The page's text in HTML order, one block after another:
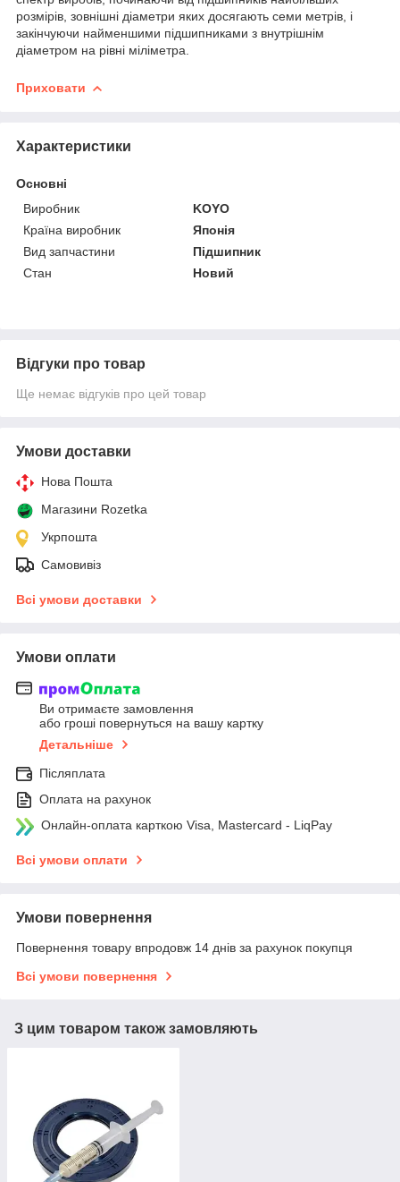
розмірів, зовнішні діаметри яких досягають семи метрів, і
закінчуючи найменшими підшипниками з внутрішнім
діаметром на рівні міліметра.
Приховати
Характеристики
Основні
Виробник
KOYO
Країна виробник
Японія
Вид запчастини
Підшипник
Стан
Новий
Відгуки про товар
Ще немає відгуків про цей товар
Умови доставки
Нова Пошта
Магазини Rozetka
Укрпошта
Самовивіз
Всі умови доставки
Умови оплати
Ви отримаєте замовлення
або гроші повернуться на вашу картку
Детальніше
Післяплата
Оплата на рахунок
Онлайн-оплата карткою Visa, Mastercard - LiqPay
Всі умови оплати
Умови повернення
Повернення товару впродовж 14 днів за рахунок покупця
Всі умови повернення
З цим товаром також замовляють